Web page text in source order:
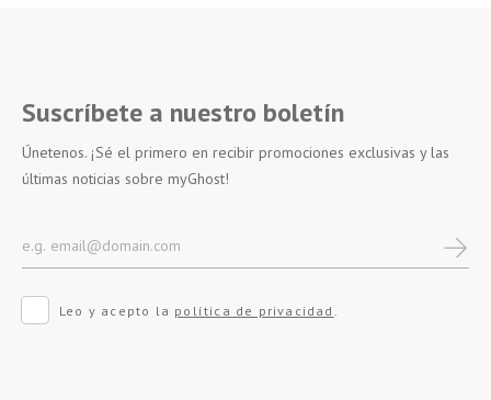
Suscríbete a nuestro boletín
Únetenos. ¡Sé el primero en recibir promociones exclusivas y las
últimas noticias sobre myGhost!
Leo y acepto la política de privacidad